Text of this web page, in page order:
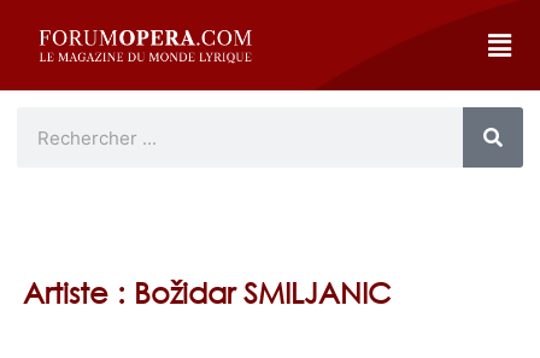
Artiste : Božidar SMILJANIC